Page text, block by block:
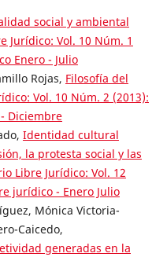
social y ambiental
Jurídico: Vol. 10 Núm. 1
Enero - Julio
Rojas, Filosofía del
Vol. 10 Núm. 2 (2013):
Diciembre
Identidad cultural
la protesta social y las
Libre Jurídico: Vol. 12
jurídico - Enero Julio
Mónica Victoria-
Caicedo,
generadas en la